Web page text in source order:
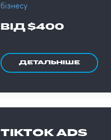
бізнесу
ВІД $400
ДЕТАЛЬНІШЕ
TIKTOK ADS